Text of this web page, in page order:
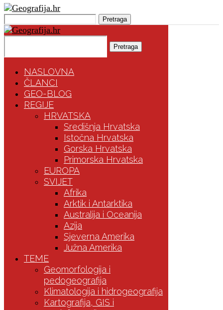
Pretraga
Pretraga
NASLOVNA
ČLANCI
GEO-BLOG
REGIJE
HRVATSKA
Središnja Hrvatska
Istočna Hrvatska
Gorska Hrvatska
Primorska Hrvatska
EUROPA
SVIJET
Afrika
Arktik i Antarktika
Australija i Oceanija
Azija
Sjeverna Amerika
Južna Amerika
TEME
Geomorfologija i
pedogeografija
Klimatologija i hidrogeografija
Kartografija, GIS i